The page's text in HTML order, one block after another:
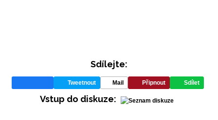
Sdílejte:
Tweetnout Mail Připnout Sdílet
Vstup do diskuze: